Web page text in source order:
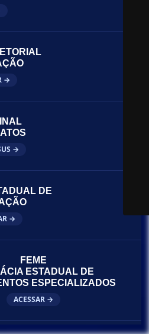
→
→
DE
→
FEME
ESTADUAL DE
ESPECIALIZADOS
ACESSAR →